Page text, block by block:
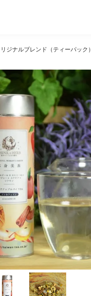
ジナルブレンド（ティーパック）